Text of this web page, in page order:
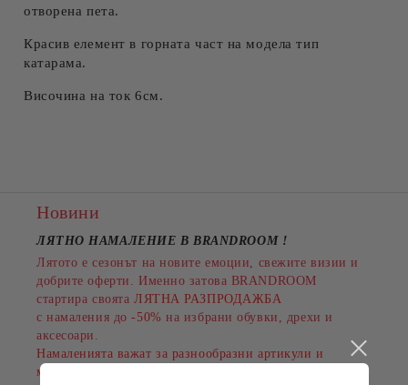
отворена пета.
Красив елемент в горната част на модела тип
катарама.
Височина на ток 6см.
Новини
ЛЯТНО НАМАЛЕНИЕ В BRANDROOM !
Лятото е сезонът на новите емоции, свежите визии и
добрите оферти. Именно затова BRANDROOM
стартира своята ЛЯТНА РАЗПРОДАЖБА
с намаления до -50% на избрани обувки, дрехи и
аксесоари.
Намаленията важат за разнообразни артикули и
марки, а количествата са ограничени.